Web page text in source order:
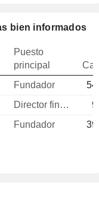
bien informados
Puesto
principal
Fundador
Director financiero
Fundador